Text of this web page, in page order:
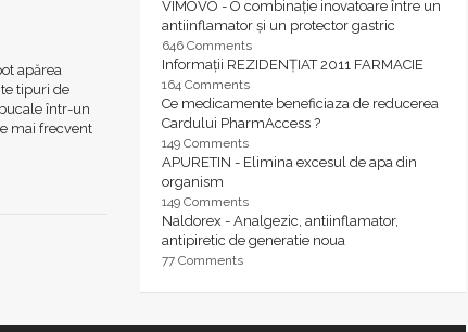
apărea
tipuri de
într-un
mai frecvent
VIMOVO - O combinație inovatoare între un
antiinflamator și un protector gastric
646 Comments
Informații REZIDENȚIAT 2011 FARMACIE
164 Comments
Ce medicamente beneficiaza de reducerea
Cardului PharmAccess ?
149 Comments
APURETIN - Elimina excesul de apa din
organism
149 Comments
Naldorex - Analgezic, antiinflamator,
antipiretic de generatie noua
77 Comments